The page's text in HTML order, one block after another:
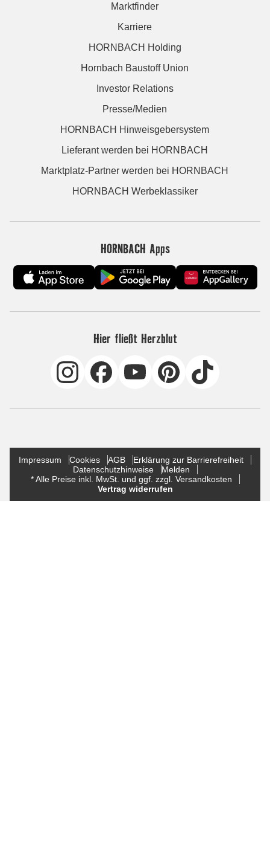
Marktfinder
Karriere
HORNBACH Holding
Hornbach Baustoff Union
Investor Relations
Presse/Medien
HORNBACH Hinweisgebersystem
Lieferant werden bei HORNBACH
Marktplatz-Partner werden bei HORNBACH
HORNBACH Werbeklassiker
HORNBACH Apps
Hier fließt Herzblut
Impressum Cookies AGB
Erklärung zur Barrierefreiheit
Datenschutzhinweise
Melden
* Alle Preise inkl. MwSt. und ggf. zzgl. Versandkosten
Vertrag widerrufen